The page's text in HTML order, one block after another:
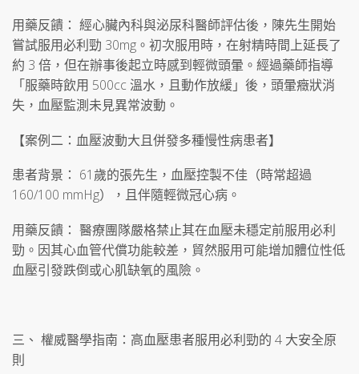
用藥反饋： 經心臟內科與泌尿科醫師評估後，陳先生開始
嘗試服用必利勁 30mg。初次服用時，在射精時間上延長了
約 3 倍，但在辦事後起立時感到輕微頭暈。經過藥師指導
「服藥時飲用 500cc 溫水，且動作放緩」後，頭暈癥狀消
失，血壓監測未見異常波動。
【案例二：血壓波動大且併發多種慢性病患者】
患者背景： 61歲的張先生，血壓控製不佳（時常超過
160/100 mmHg），且伴隨輕微冠心病。
用藥反饋： 醫療團隊嚴格禁止其在血壓未穩定前服用必利
勁。因其心血管代償功能較差，貿然服用可能增加體位性低
血壓引發跌倒或心肌缺氧的風險。
三、 權威醫學指南：高血壓患者服用必利勁的 4 大安全原
則